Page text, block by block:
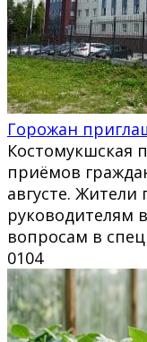
Горожан
Костомукшская
приёмов
августе. Жители
руководителям
вопросам в
0104